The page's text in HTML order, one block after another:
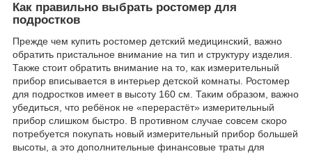
Как правильно выбрать ростомер для
подростков
Прежде чем купить ростомер детский медицинский, важно
обратить пристальное внимание на тип и структуру изделия.
Также стоит обратить внимание на то, как измерительный
прибор вписывается в интерьер детской комнаты. Ростомер
для подростков имеет в высоту 160 см. Таким образом, важно
убедиться, что ребёнок не «перерастёт» измерительный
прибор слишком быстро. В противном случае совсем скоро
потребуется покупать новый измерительный прибор большей
высоты, а это дополнительные финансовые траты для